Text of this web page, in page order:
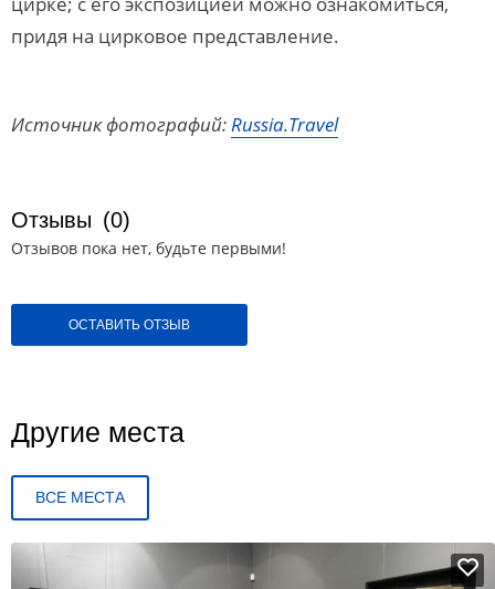
придя на цирковое представление.
Источник фотографий:Russia.Travel
Отзывы (0)
Отзывов пока нет, будьте первыми!
ОСТАВИТЬ ОТЗЫВ
Другие места
ВСЕ МЕСТА